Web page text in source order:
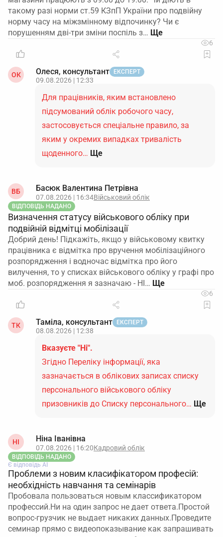
такому разі норми ст.59 КЗпП України про подвійну
норму часу на міжзмінному відпочинку? Чи є
порушенням дві-три зміни поспіль з…
6
ОК Олеся, консультант ЕКСПЕРТ
09.08.2026 | 12:33
Для працівників, яким встановлено
підсумований облік робочого часу,
застосовується спеціальне правило, за
яким у окремих випадках тривалість
щоденного… Ще
ВБ Басюк Валентина Петрівна
07.08.2026 | 16:34Військовий облік
ВІДПОВІДЬ НАДАНО
Визначення статусу військового обліку при
подвійній відмітці мобілізації
Добрий день! Підкажіть, якщо у військовому квитку
працівника є відмітка про вручення мобілізаційного
розпорядження і водночас відмітка про його
вилучення, то у списках військового обліку у графі про
моб. розпорядження я зазначаю - НІ…
6
ТК Таміла, консультант ЕКСПЕРТ
08.08.2026 | 12:38
Вказуєте "Ні".
Згідно Переліку інформації, яка
зазначається в облікових записах списку
персонального військового обліку
призовників до Списку персонального… Ще
НІ Ніна Іванівна
07.08.2026 | 16:20Кадровий облік
ВІДПОВІДЬ НАДАНО
Є відповідь АІ
Проблеми з новим класифікатором професій:
необхідність навчання та семінарів
Пробовала пользоваться новым классификатором
профессий.Ни на один запрос не дает ответа.Простой
вопрос-грузчик не выдает никаких данных.Проведите
семинар прямо с видеопоказывание как запрашивать